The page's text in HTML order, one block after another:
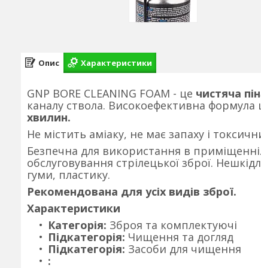
Опис Характеристики
GNP BORE CLEANING FOAM - це чистяча
каналу ствола. Високоефективна формула
хвилин.
Не містить аміаку, не має запаху і
Безпечна для використання в
обслуговування стрілецької зброї.
гуми, пластику.
Рекомендована для усіх видів зброї.
Характеристики
Категорія: Зброя та комплектуючі
Підкатегорія: Чищення та догляд
Підкатегорія: Засоби для чищення
: